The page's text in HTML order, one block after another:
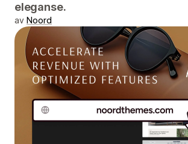
eleganse.
av Noord